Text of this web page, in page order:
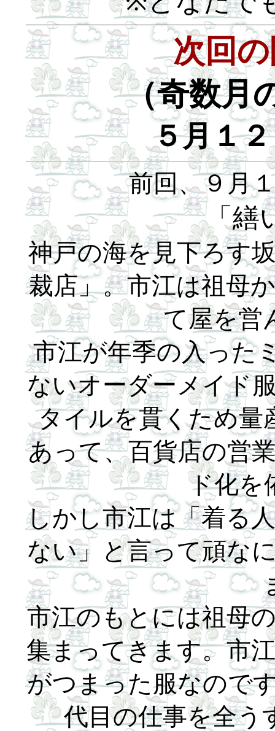
次回
（奇数月
５月１
前回、９月
「繕
神戸の海を見下ろす
裁店」。市江は祖母
て屋を営
市江が年季の入った
ないオーダーメイド
タイルを貫くため量
あって、百貨店の営
ド化を
しかし市江は「着る
ない」と言って頑な
市江のもとには祖母
集まってきます。市
がつまった服なので
代目の仕事を全う